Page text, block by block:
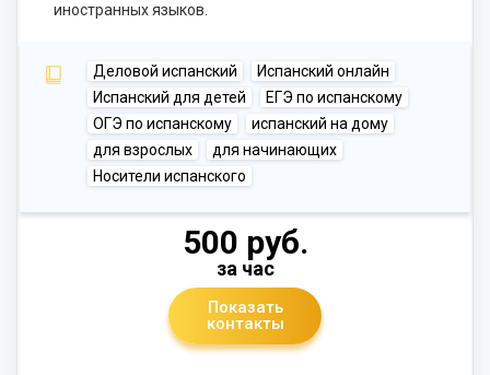
иностранных языков.
Деловой испанский
Испанский онлайн
Испанский для детей
ЕГЭ по испанскому
ОГЭ по испанскому
испанский на дому
для взрослых
для начинающих
Носители испанского
500 руб.
за час
Показать
контакты